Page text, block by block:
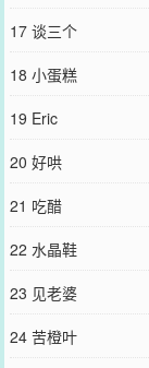
17 谈三个
18 小蛋糕
19 Eric
20 好哄
21 吃醋
22 水晶鞋
23 见老婆
24 苦橙叶